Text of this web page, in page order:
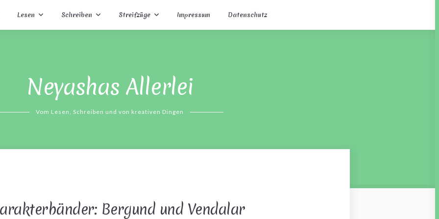
Neyashas Allerlei
Vom Lesen, Schreiben und von kreativen Dingen
Lesen Schreiben Streifzüge Impressum Datenschutz
Bergund und Vendalar